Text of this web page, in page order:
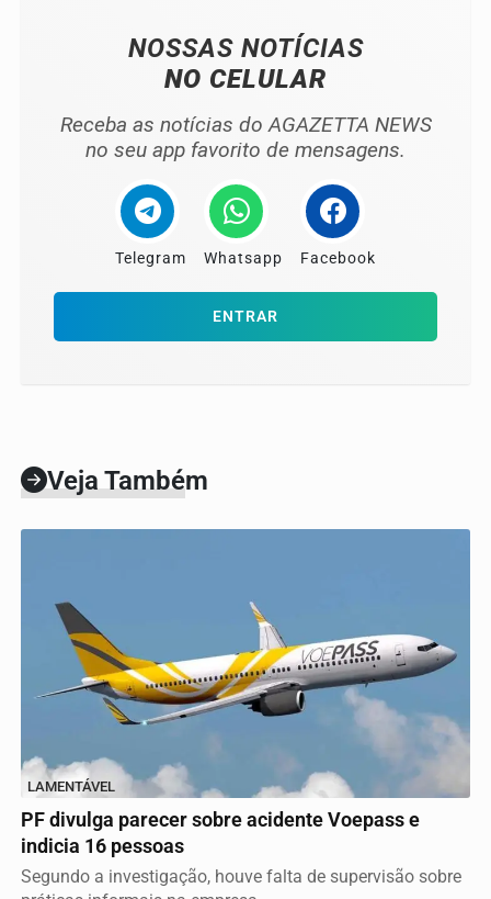
NOSSAS NOTÍCIAS
NO CELULAR
Receba as notícias do AGAZETTA NEWS
no seu app favorito de mensagens.
Telegram Whatsapp Facebook
ENTRAR
Veja Também
LAMENTÁVEL
PF divulga parecer sobre acidente Voepass e
indicia 16 pessoas
Segundo a investigação, houve falta de supervisão sobre